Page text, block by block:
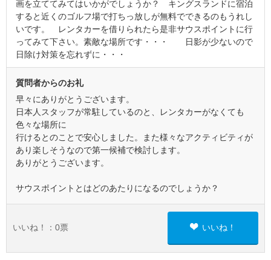
画を立ててみてはいかがでしょうか？ キングスランドに宿泊
すると近くのゴルフ場で打ちっ放しが無料でできるのもうれし
いです。 レンタカーを借りられたら是非サウスポイントに行
ってみて下さい。素敵な場所です・・・ 日影が少ないので
日除け対策を忘れずに・・・
質問者からのお礼
早々にありがとうございます。
日本人スタッフが常駐しているのと、レンタカーがなくても
色々な場所に
行けるとのことで安心しました。また様々なアクティビティが
あり楽しそうなので第一候補で検討します。
ありがとうございます。
サウスポイントとはどのあたりになるのでしょうか？
いいね！： 0票 いいね！